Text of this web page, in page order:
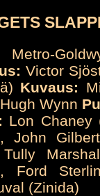
Metro-
Victor
Kuvaus:
Hugh Wynn
Lon Chaney
John
Tully
Ford
(Zinida)